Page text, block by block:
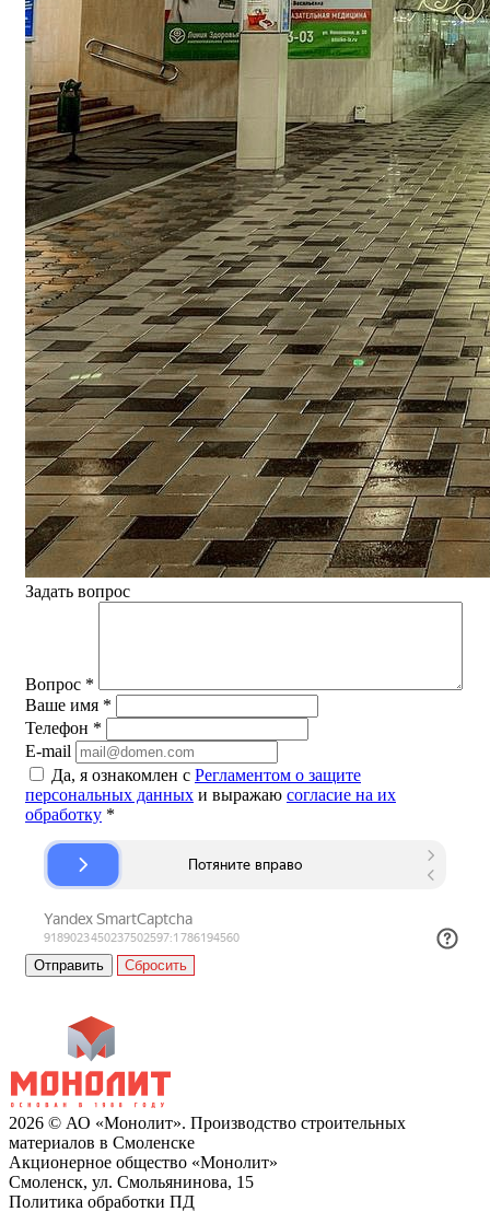
Задать вопрос
Вопрос *
Ваше имя *
Телефон *
E-mail
Да, я ознакомлен с Регламентом о защите
персональных данных и выражаю согласие на их
обработку *
Сбросить
2026 © АО «Монолит». Производство строительных
материалов в Смоленске
Акционерное общество «Монолит»
Смоленск, ул. Смольянинова, 15
Политика обработки ПД